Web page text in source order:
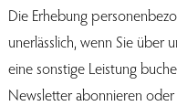
Die Erhebung
unerlässlich, wenn Sie über
eine sonstige Leistung
Newsletter abonnieren